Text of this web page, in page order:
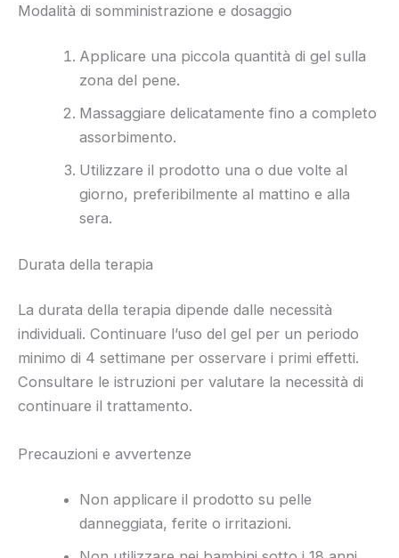
Modalità di somministrazione e dosaggio
Applicare una piccola quantità di gel sulla
zona del pene.
Massaggiare delicatamente fino a completo
assorbimento.
Utilizzare il prodotto una o due volte al
giorno, preferibilmente al mattino e alla
sera.
Durata della terapia
La durata della terapia dipende dalle necessità
individuali. Continuare l’uso del gel per un periodo
minimo di 4 settimane per osservare i primi effetti.
Consultare le istruzioni per valutare la necessità di
continuare il trattamento.
Precauzioni e avvertenze
Non applicare il prodotto su pelle
danneggiata, ferite o irritazioni.